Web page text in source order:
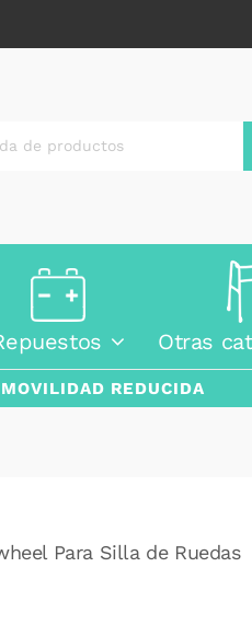
Otras
REDUCIDA
Para Silla de Ruedas